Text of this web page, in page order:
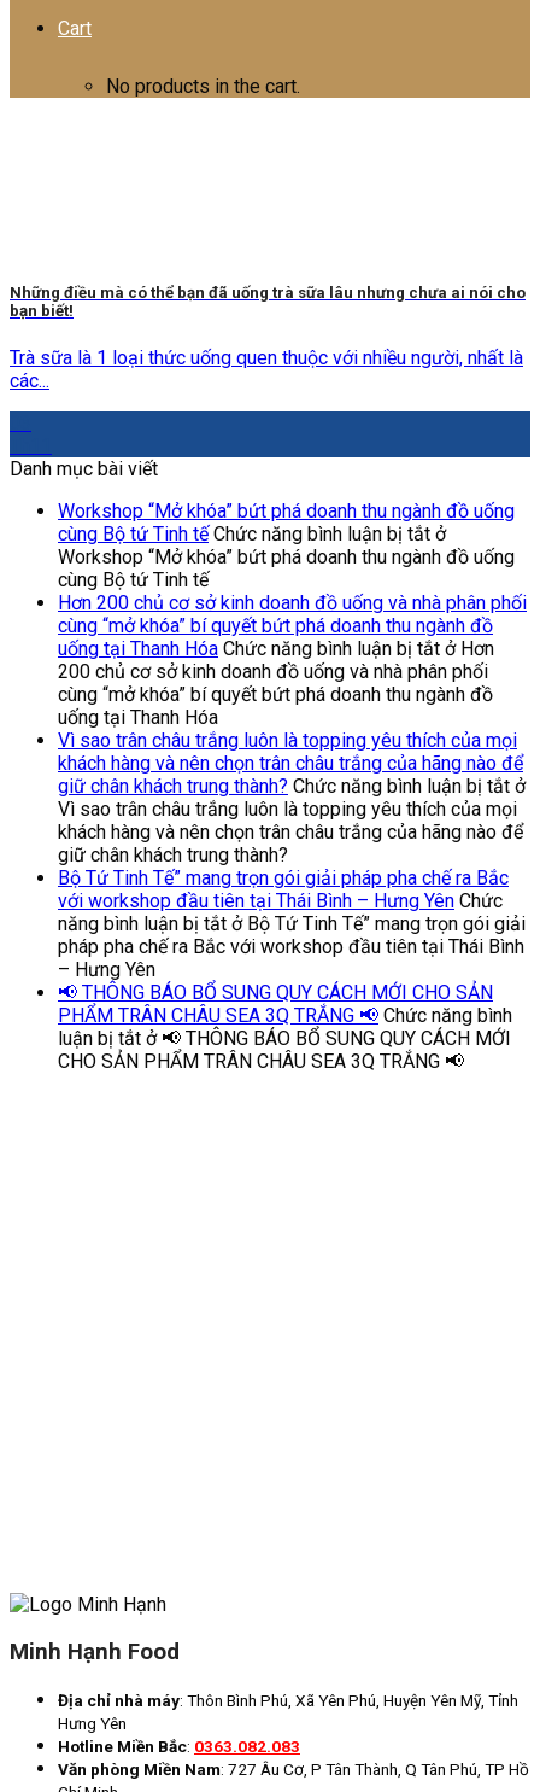
Cart
No products in the cart.
Những điều mà có thể bạn đã uống trà sữa lâu nhưng chưa ai nói cho
bạn biết!
Trà sữa là 1 loại thức uống quen thuộc với nhiều người, nhất là
các...
Danh mục bài viết
Workshop “Mở khóa” bứt phá doanh thu ngành đồ uống
cùng Bộ tứ Tinh tế Chức năng bình luận bị tắt ở
Workshop “Mở khóa” bứt phá doanh thu ngành đồ uống
cùng Bộ tứ Tinh tế
Hơn 200 chủ cơ sở kinh doanh đồ uống và nhà phân phối
cùng “mở khóa” bí quyết bứt phá doanh thu ngành đồ
uống tại Thanh Hóa Chức năng bình luận bị tắt ở Hơn
200 chủ cơ sở kinh doanh đồ uống và nhà phân phối
cùng “mở khóa” bí quyết bứt phá doanh thu ngành đồ
uống tại Thanh Hóa
Vì sao trân châu trắng luôn là topping yêu thích của mọi
khách hàng và nên chọn trân châu trắng của hãng nào để
giữ chân khách trung thành? Chức năng bình luận bị tắt ở
Vì sao trân châu trắng luôn là topping yêu thích của mọi
khách hàng và nên chọn trân châu trắng của hãng nào để
giữ chân khách trung thành?
Bộ Tứ Tinh Tế” mang trọn gói giải pháp pha chế ra Bắc
với workshop đầu tiên tại Thái Bình – Hưng Yên Chức
năng bình luận bị tắt ở Bộ Tứ Tinh Tế” mang trọn gói giải
pháp pha chế ra Bắc với workshop đầu tiên tại Thái Bình
– Hưng Yên
📢 THÔNG BÁO BỔ SUNG QUY CÁCH MỚI CHO SẢN
PHẨM TRÂN CHÂU SEA 3Q TRẮNG 📢 Chức năng bình
luận bị tắt ở 📢 THÔNG BÁO BỔ SUNG QUY CÁCH MỚI
CHO SẢN PHẨM TRÂN CHÂU SEA 3Q TRẮNG 📢
Minh Hạnh Food
Địa chỉ nhà máy: Thôn Bình Phú, Xã Yên Phú, Huyện Yên Mỹ, Tỉnh
Hưng Yên
Hotline Miền Bắc: 0363.082.083
Văn phòng Miền Nam: 727 Âu Cơ, P Tân Thành, Q Tân Phú, TP Hồ